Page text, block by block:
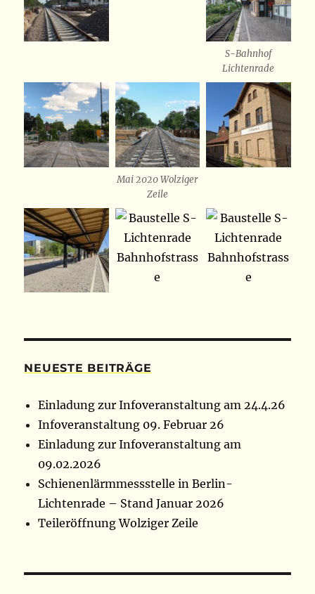
S-Bahnhof
Lichtenrade
Mai 2020 Wolziger
Zeile
NEUESTE BEITRÄGE
Einladung zur Infoveranstaltung am 24.4.26
Infoveranstaltung 09. Februar 26
Einladung zur Infoveranstaltung am
09.02.2026
Schienenlärmmessstelle in Berlin-
Lichtenrade – Stand Januar 2026
Teileröffnung Wolziger Zeile